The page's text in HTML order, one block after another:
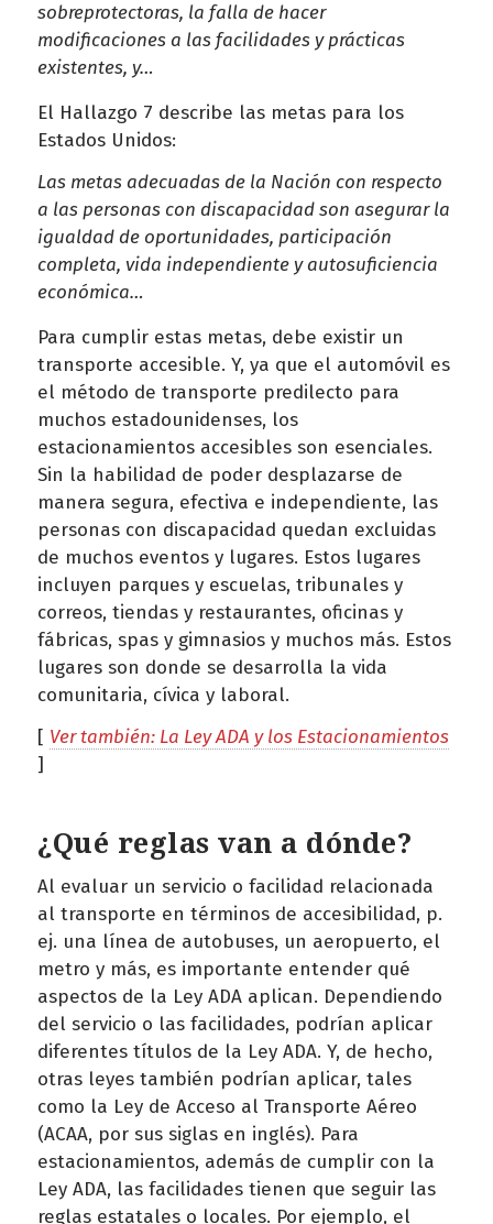
sobreprotectoras, la falla de hacer
modificaciones a las facilidades y prácticas
existentes, y…
El Hallazgo 7 describe las metas para los
Estados Unidos:
Las metas adecuadas de la Nación con respecto
a las personas con discapacidad son asegurar la
igualdad de oportunidades, participación
completa, vida independiente y autosuficiencia
económica…
Para cumplir estas metas, debe existir un
transporte accesible. Y, ya que el automóvil es
el método de transporte predilecto para
muchos estadounidenses, los
estacionamientos accesibles son esenciales.
Sin la habilidad de poder desplazarse de
manera segura, efectiva e independiente, las
personas con discapacidad quedan excluidas
de muchos eventos y lugares. Estos lugares
incluyen parques y escuelas, tribunales y
correos, tiendas y restaurantes, oficinas y
fábricas, spas y gimnasios y muchos más. Estos
lugares son donde se desarrolla la vida
comunitaria, cívica y laboral.
[ Ver también: La Ley ADA y los Estacionamientos
]
¿Qué reglas van a dónde?
Al evaluar un servicio o facilidad relacionada
al transporte en términos de accesibilidad, p.
ej. una línea de autobuses, un aeropuerto, el
metro y más, es importante entender qué
aspectos de la Ley ADA aplican. Dependiendo
del servicio o las facilidades, podrían aplicar
diferentes títulos de la Ley ADA. Y, de hecho,
otras leyes también podrían aplicar, tales
como la Ley de Acceso al Transporte Aéreo
(ACAA, por sus siglas en inglés). Para
estacionamientos, además de cumplir con la
Ley ADA, las facilidades tienen que seguir las
reglas estatales o locales. Por ejemplo, el